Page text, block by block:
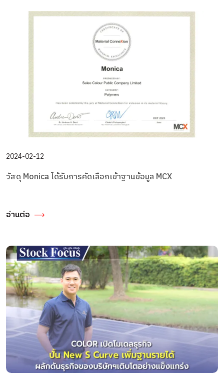
2024-02-12
วัสดุ Monica ได้รับการคัดเลือกเข้าฐานข้อมูล MCX
อ่านต่อ